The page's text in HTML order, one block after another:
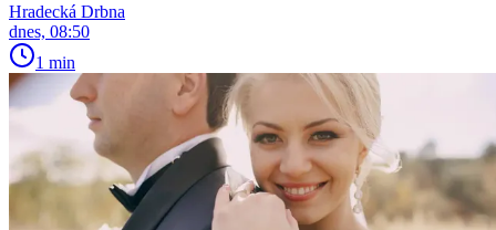
Hradecká Drbna
dnes, 08:50
1 min